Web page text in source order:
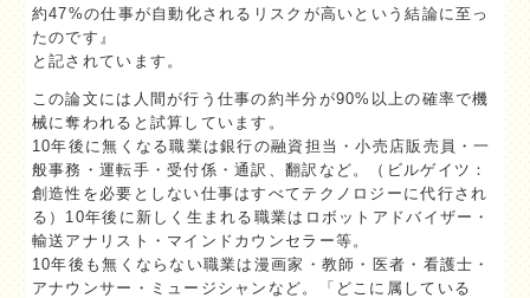
約47%の仕事が自動化されるリスクが高いという結論に至っ
たのです』
と記されています。
この論文には人間が行う仕事の約半分が90%以上の確率で機
械に奪われると試算しています。
10年後に無くなる職業は銀行の融資担当・小売店販売員・一
般事務・運転手・受付係・通訳、翻訳など。（ビルゲイツ：
創造性を必要としない仕事はすべてテクノロジーに代行され
る）10年後に新しく生まれる職業はロボットアドバイザー・
輸送アナリスト・マインドカウンセラー等。
10年後も無くならない職業は漫画家・教師・医者・看護士・
アナウンサー・ミュージシャンなど。「どこに属している